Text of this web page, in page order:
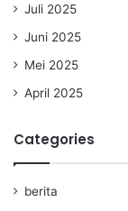
Juli 2025
Juni 2025
Mei 2025
April 2025
Categories
berita